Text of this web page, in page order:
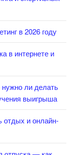
в 2026 году
в интернете и
нужно ли делать
выигрыша
отдых и онлайн-